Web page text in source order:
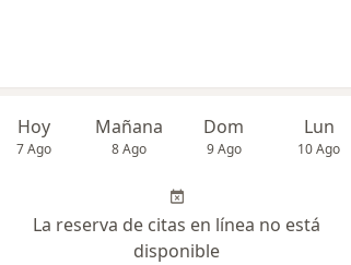
Hoy
7 Ago
Mañana
8 Ago
Dom
9 Ago
Lun
10 Ago
La reserva de citas en línea no está
disponible